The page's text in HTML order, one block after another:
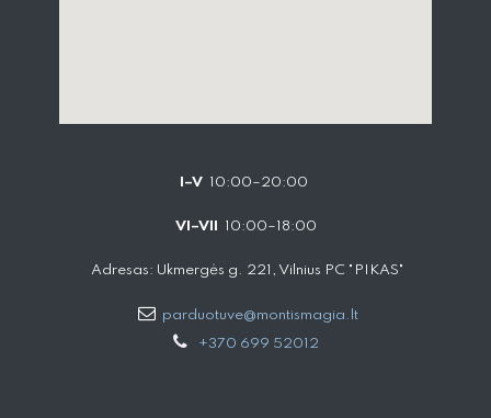
I–V 10:00–20:00
VI–VII 10:00–18:00
Adresas: Ukmergės g. 221, Vilnius PC "PIKAS"
parduotuve@montismagia.lt
+370 699 52012